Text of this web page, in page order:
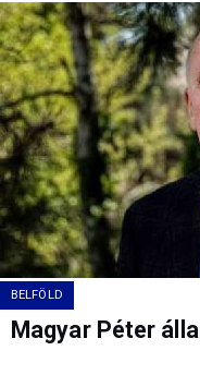
BELFÖLD
Magyar Péter